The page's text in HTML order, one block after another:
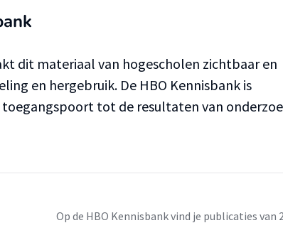
dit materiaal van hogescholen zichtbaar en
en hergebruik. De HBO Kennisbank is
tot de resultaten van
Op de HBO Kennisbank vind je publicaties van